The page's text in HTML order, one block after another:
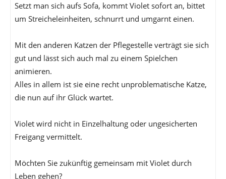
Setzt man sich aufs Sofa, kommt Violet sofort an, bittet
um Streicheleinheiten, schnurrt und umgarnt einen.
Mit den anderen Katzen der Pflegestelle verträgt sie sich
gut und lässt sich auch mal zu einem Spielchen
animieren.
Alles in allem ist sie eine recht unproblematische Katze,
die nun auf ihr Glück wartet.
Violet wird nicht in Einzelhaltung oder ungesicherten
Freigang vermittelt.
Möchten Sie zukünftig gemeinsam mit Violet durch
Leben gehen?